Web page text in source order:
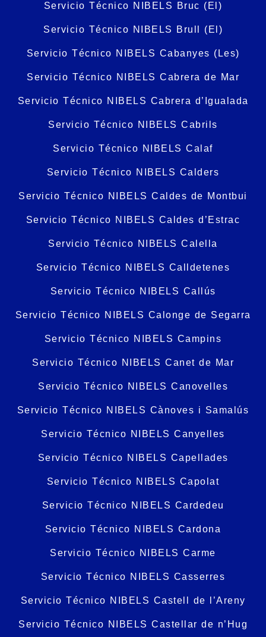
Servicio Técnico NIBELS Bruc (El)
Servicio Técnico NIBELS Brull (El)
Servicio Técnico NIBELS Cabanyes (Les)
Servicio Técnico NIBELS Cabrera de Mar
Servicio Técnico NIBELS Cabrera d’Igualada
Servicio Técnico NIBELS Cabrils
Servicio Técnico NIBELS Calaf
Servicio Técnico NIBELS Calders
Servicio Técnico NIBELS Caldes de Montbui
Servicio Técnico NIBELS Caldes d’Estrac
Servicio Técnico NIBELS Calella
Servicio Técnico NIBELS Calldetenes
Servicio Técnico NIBELS Callús
Servicio Técnico NIBELS Calonge de Segarra
Servicio Técnico NIBELS Campins
Servicio Técnico NIBELS Canet de Mar
Servicio Técnico NIBELS Canovelles
Servicio Técnico NIBELS Cànoves i Samalús
Servicio Técnico NIBELS Canyelles
Servicio Técnico NIBELS Capellades
Servicio Técnico NIBELS Capolat
Servicio Técnico NIBELS Cardedeu
Servicio Técnico NIBELS Cardona
Servicio Técnico NIBELS Carme
Servicio Técnico NIBELS Casserres
Servicio Técnico NIBELS Castell de l’Areny
Servicio Técnico NIBELS Castellar de n’Hug